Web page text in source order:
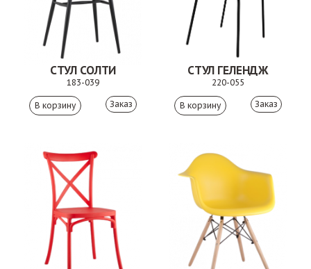
СТУЛ СОЛТИ
183-039
Заказ
СТУЛ ГЕЛЕНДЖ
220-055
Заказ